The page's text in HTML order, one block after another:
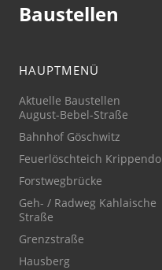
Baustellen
HAUPTMENÜ
Aktuelle Baustellen
August-Bebel-Straße
Bahnhof Göschwitz
Feuerlöschteich
Forstwegbrücke
Geh- / Radweg Kahlaische
Straße
Grenzstraße
Hausberg